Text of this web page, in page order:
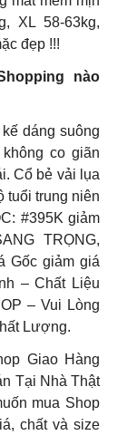
XL 58-63kg,
đẹp !!!
nào
dáng suông
co giãn
Cổ bẻ vải lụa
tuổi trung niên
#395K giảm
TRỌNG,
Gốc giảm giá
– Chất Liệu
– Vui Lòng
Lượng.
Giao Hàng
Tại Nhà Thật
mua Shop
chất và size